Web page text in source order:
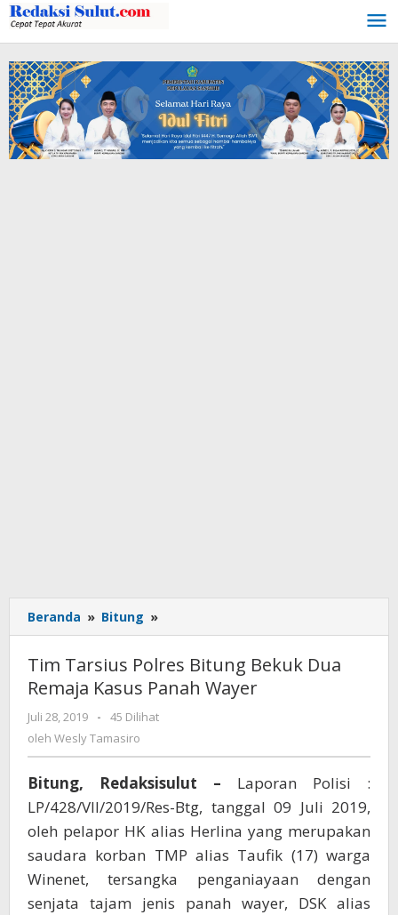
Lewati
ke
konten
Beranda » Bitung »
Tarsius
Bitung
Bekuk
Wayer
Tim Tarsius Polres Bitung Bekuk Dua
Remaja Kasus Panah Wayer
Juli 28, 2019
oleh
Wesly
-
45 Dilihat
oleh Wesly Tamasiro
Bitung, Redaksisulut – Laporan Polisi :
LP/428/VII/2019/Res-Btg, tanggal 09 Juli 2019,
oleh pelapor HK alias Herlina yang merupakan
saudara korban TMP alias Taufik (17) warga
Winenet, tersangka penganiayaan dengan
senjata tajam jenis panah wayer, DSK alias